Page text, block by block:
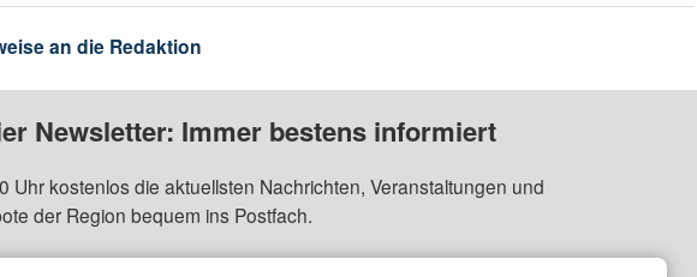
an die Redaktion
Newsletter: Immer bestens informiert
Uhr kostenlos die aktuellsten Nachrichten, Veranstaltungen und
der Region bequem ins Postfach.